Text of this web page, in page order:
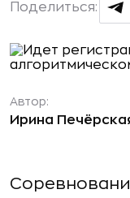
Поделиться:
Автор:
Ирина